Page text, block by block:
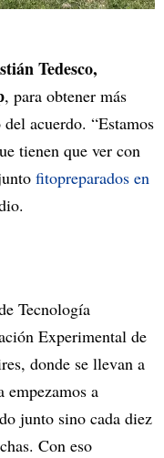
Tedesco,
, para obtener más
acuerdo. “Estamos
tienen que ver con
fitopreparados en
Tecnología
Experimental de
donde se llevan a
empezamos a
junto sino cada diez
Con eso